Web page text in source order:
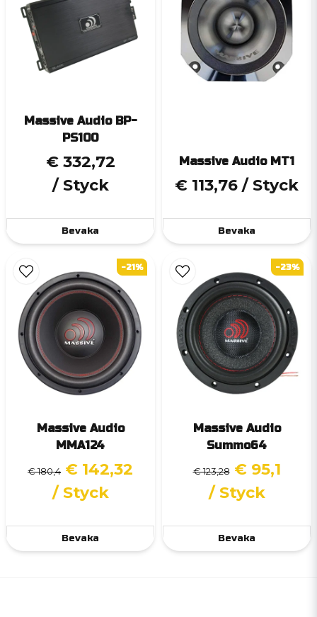
Massive Audio BP-
PS100
€ 332,72
/ Styck
Bevaka
Massive Audio MT1
€ 113,76 / Styck
Bevaka
Massive Audio
MMA124
€ 180,4 € 142,32
/ Styck
Bevaka
-21%
Massive Audio
Summo64
€ 123,28 € 95,1
/ Styck
Bevaka
-23%